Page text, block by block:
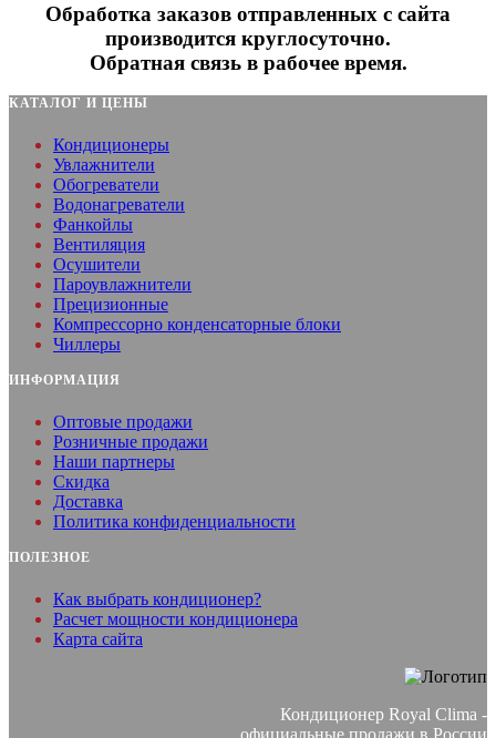
Обработка заказов отправленных с сайта
производится круглосуточно.
Обратная связь в рабочее время.
КАТАЛОГ И ЦЕНЫ
Кондиционеры
Увлажнители
Обогреватели
Водонагреватели
Фанкойлы
Вентиляция
Осушители
Пароувлажнители
Прецизионные
Компрессорно конденсаторные блоки
Чиллеры
ИНФОРМАЦИЯ
Оптовые продажи
Розничные продажи
Наши партнеры
Скидка
Доставка
Политика конфиденциальности
ПОЛЕЗНОЕ
Как выбрать кондиционер?
Расчет мощности кондиционера
Карта сайта
Кондиционер Royal Clima -